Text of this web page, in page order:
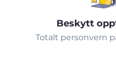
Beskytt
Totalt personvern